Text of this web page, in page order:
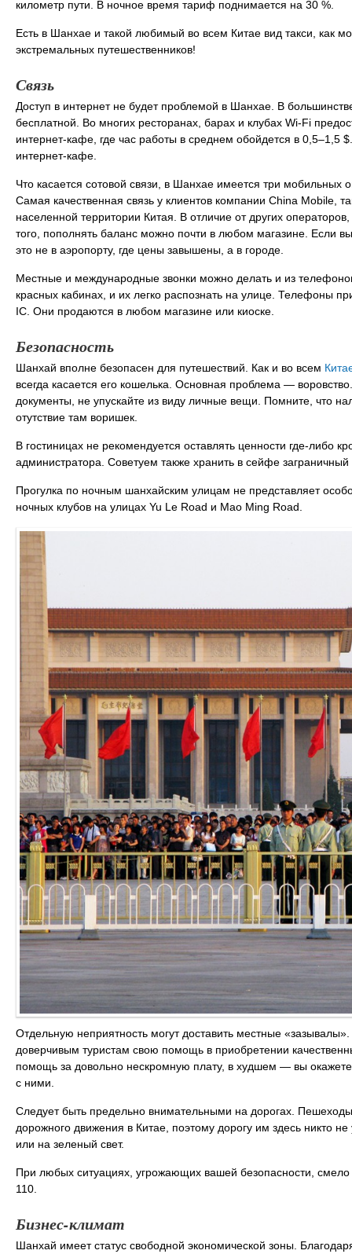
километр пути. В ночное время тариф поднимается на 30 %.
Есть в Шанхае и такой любимый во всем Китае вид такси, как
экстремальных путешественников!
Связь
Доступ в интернет не будет проблемой в Шанхае. В
бесплатной. Во многих ресторанах, барах и клубах Wi-Fi
интернет-кафе, где час работы в среднем обойдется в 0,5–1,5
интернет-кафе.
Что касается сотовой связи, в Шанхае имеется три
Самая качественная связь у клиентов компании China Mobile,
населенной территории Китая. В отличие от других
того, пополнять баланс можно почти в любом магазине. Если
это не в аэропорту, где цены завышены, а в городе.
Местные и международные звонки можно делать и из
красных кабинах, и их легко распознать на улице. Телефоны
IC. Они продаются в любом магазине или киоске.
Безопасность
Шанхай вполне безопасен для путешествий. Как и во всем
всегда касается его кошелька. Основная проблема —
документы, не упускайте из виду личные вещи. Помните, что
отутствие там воришек.
В гостиницах не рекомендуется оставлять ценности где-
администратора. Советуем также хранить в сейфе
Прогулка по ночным шанхайским улицам не представляет
ночных клубов на улицах Yu Le Road и Мао Ming Road.
Отдельную неприятность могут доставить местные
доверчивым туристам свою помощь в приобретении
помощь за довольно нескромную плату, в худшем — вы
с ними.
Следует быть предельно внимательными на дорогах.
дорожного движения в Китае, поэтому дорогу им здесь никто
или на зеленый свет.
При любых ситуациях, угрожающих вашей безопасности,
110.
Бизнес-климат
Шанхай имеет статус свободной экономической зоны.